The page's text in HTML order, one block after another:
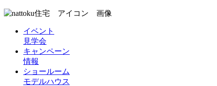
イベント
見学会
キャンペーン
情報
ショールーム
モデルハウス